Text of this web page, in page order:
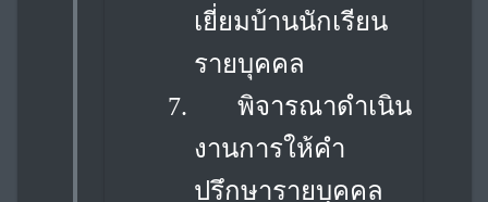
เยี่ยมบ้านนักเรียน
รายบุคคล
7.
พิจารณาดำเนิน
งานการให้คำ
ปรึกษารายบุคคล